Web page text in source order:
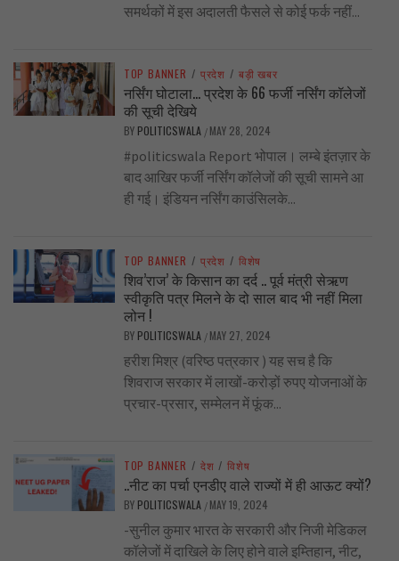
समर्थकों में इस अदालती फैसले से कोई फर्क नहीं...
TOP BANNER / प्रदेश / बड़ी खबर
नर्सिंग घोटाला… प्रदेश के 66 फर्जी नर्सिंग कॉलेजों
की सूची देखिये
BY POLITICSWALA / MAY 28, 2024
#politicswala Report भोपाल। लम्बे इंतज़ार के
बाद आखिर फर्जी नर्सिंग कॉलेजों की सूची सामने आ
ही गई। इंडियन नर्सिंग काउंसिलके...
TOP BANNER / प्रदेश / विशेष
शिव’राज’ के किसान का दर्द .. पूर्व मंत्री सेऋण
स्वीकृति पत्र मिलने के दो साल बाद भी नहीं मिला
लोन !
BY POLITICSWALA / MAY 27, 2024
हरीश मिश्र (वरिष्ठ पत्रकार ) यह सच है कि
शिवराज सरकार में लाखों-करोड़ों रुपए योजनाओं के
प्रचार-प्रसार, सम्मेलन में फूंक...
TOP BANNER / देश / विशेष
..नीट का पर्चा एनडीए वाले राज्यों में ही आऊट क्यों?
BY POLITICSWALA / MAY 19, 2024
-सुनील कुमार भारत के सरकारी और निजी मेडिकल
कॉलेजों में दाखिले के लिए होने वाले इम्तिहान, नीट,